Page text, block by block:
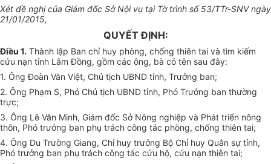
Xét đề nghị của Giám đốc Sở Nội vụ tại Tờ trình số 53/TTr-SNV ngày
21/01/2015,
QUYẾT ĐỊNH:
Điều 1. Thành lập Ban chỉ huy phòng, chống thiên tai và tìm kiếm
cứu nạn tỉnh Lâm Đồng, gồm các ông, bà có tên sau đây:
1. Ông Đoàn Văn Việt, Chủ tịch UBND tỉnh, Trưởng ban;
2. Ông Phạm S, Phó Chủ tịch UBND tỉnh, Phó Trưởng ban thường
trực;
3. Ông Lê Văn Minh, Giám đốc Sở Nông nghiệp và Phát triển nông
thôn, Phó trưởng ban phụ trách công tác phòng, chống thiên tai;
4. Ông Du Trường Giang, Chỉ huy trưởng Bộ Chỉ huy Quân sự tỉnh,
Phó trưởng ban phụ trách công tác cứu hộ, cứu nạn thiên tai;